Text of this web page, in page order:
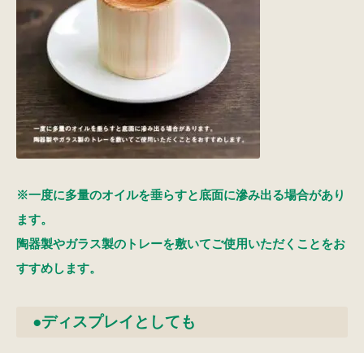
※一度に多量のオイルを垂らすと底面に滲み出る場合があり
ます。
陶器製やガラス製のトレーを敷いてご使用いただくことをお
すすめします。
●ディスプレイとしても